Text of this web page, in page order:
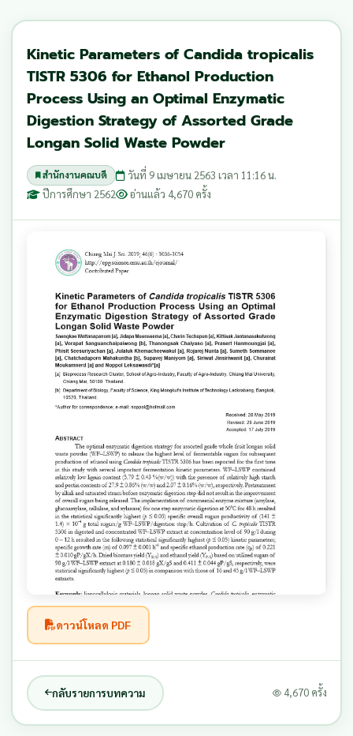
Kinetic Parameters of Candida tropicalis
TISTR 5306 for Ethanol Production
Process Using an Optimal Enzymatic
Digestion Strategy of Assorted Grade
Longan Solid Waste Powder
สำนักงานคณบดี
วันที่ 9 เมษายน 2563 เวลา 11:16 น.
ปีการศึกษา 2562
อ่านแล้ว 4,670 ครั้ง
ดาวน์โหลด PDF
กลับรายการบทความ 4,670 ครั้ง